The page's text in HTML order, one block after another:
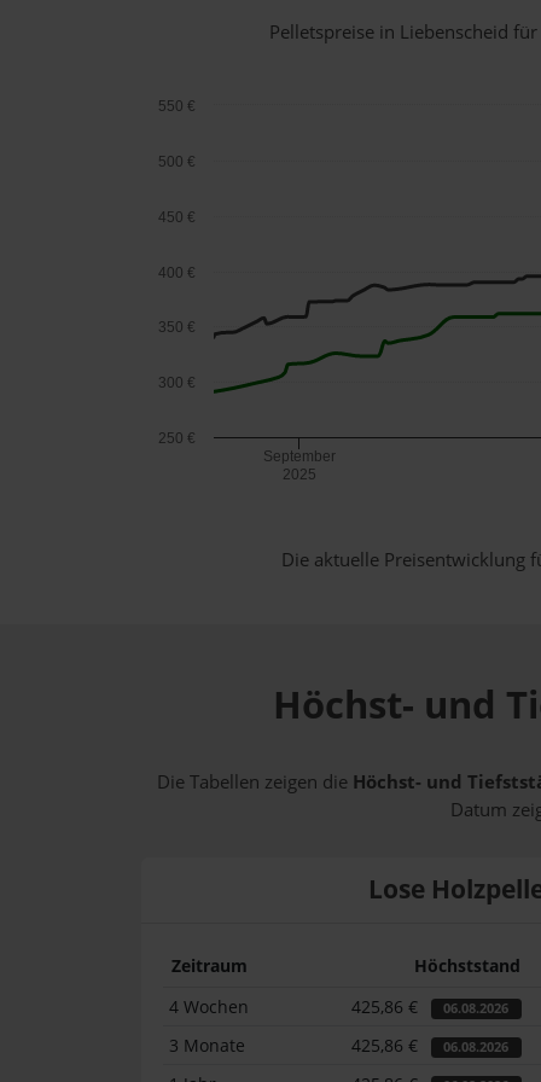
Pelletspreise in Liebenscheid
September
2025
250 €
300 €
350 €
400 €
450 €
500 €
550 €
Die aktuelle Preisentwicklung
Höchst- und
Die Tabellen zeigen die Höchst- und
Datum
Lose
Zeitraum Höchststand
4 Wochen
425,86 € 06.08.2026
3 Monate 425,86 € 06.08.2026